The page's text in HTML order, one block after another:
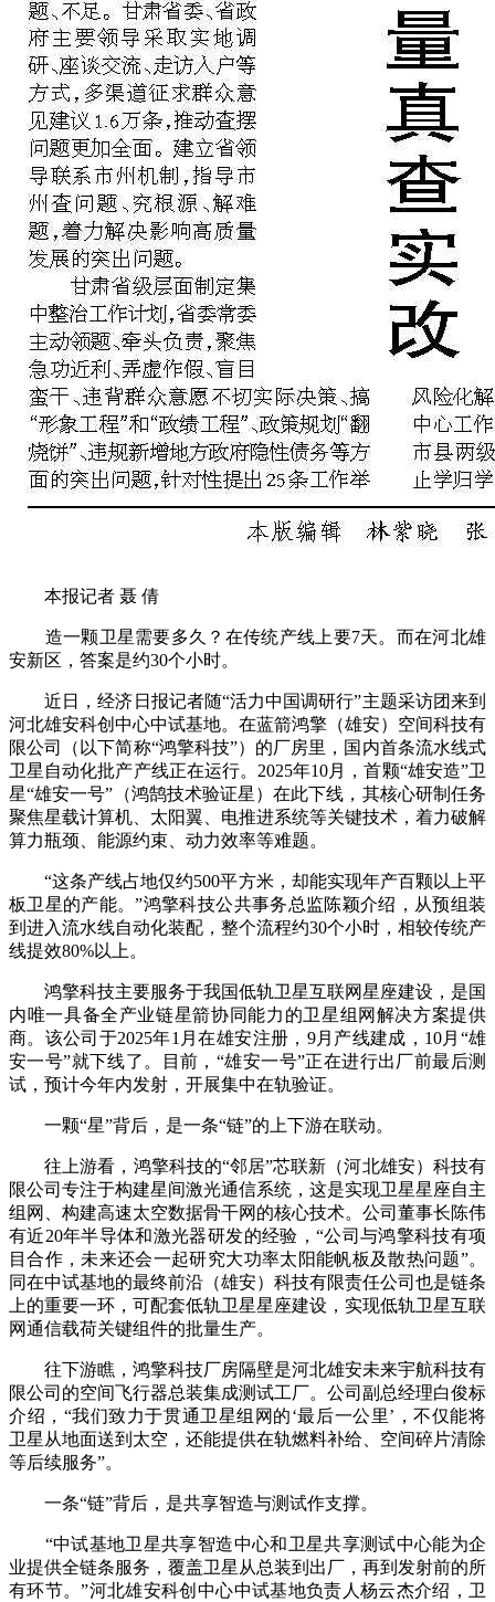
本报记者 聂 倩
造一颗卫星需要多久？在传统产线上要7天。而在河北雄
安新区，答案是约30个小时。
近日，经济日报记者随“活力中国调研行”主题采访团来到
河北雄安科创中心中试基地。在蓝箭鸿擎（雄安）空间科技有
限公司（以下简称“鸿擎科技”）的厂房里，国内首条流水线式
卫星自动化批产产线正在运行。2025年10月，首颗“雄安造”卫
星“雄安一号”（鸿鹄技术验证星）在此下线，其核心研制任务
聚焦星载计算机、太阳翼、电推进系统等关键技术，着力破解
算力瓶颈、能源约束、动力效率等难题。
“这条产线占地仅约500平方米，却能实现年产百颗以上平
板卫星的产能。”鸿擎科技公共事务总监陈颖介绍，从预组装
到进入流水线自动化装配，整个流程约30个小时，相较传统产
线提效80%以上。
鸿擎科技主要服务于我国低轨卫星互联网星座建设，是国
内唯一具备全产业链星箭协同能力的卫星组网解决方案提供
商。该公司于2025年1月在雄安注册，9月产线建成，10月“雄
安一号”就下线了。目前，“雄安一号”正在进行出厂前最后测
试，预计今年内发射，开展集中在轨验证。
一颗“星”背后，是一条“链”的上下游在联动。
往上游看，鸿擎科技的“邻居”芯联新（河北雄安）科技有
限公司专注于构建星间激光通信系统，这是实现卫星星座自主
组网、构建高速太空数据骨干网的核心技术。公司董事长陈伟
有近20年半导体和激光器研发的经验，“公司与鸿擎科技有项
目合作，未来还会一起研究大功率太阳能帆板及散热问题”。
同在中试基地的最终前沿（雄安）科技有限责任公司也是链条
上的重要一环，可配套低轨卫星星座建设，实现低轨卫星互联
网通信载荷关键组件的批量生产。
往下游瞧，鸿擎科技厂房隔壁是河北雄安未来宇航科技有
限公司的空间飞行器总装集成测试工厂。公司副总经理白俊标
介绍，“我们致力于贯通卫星组网的‘最后一公里’，不仅能将
卫星从地面送到太空，还能提供在轨燃料补给、空间碎片清除
等后续服务”。
一条“链”背后，是共享智造与测试作支撑。
“中试基地卫星共享智造中心和卫星共享测试中心能为企
业提供全链条服务，覆盖卫星从总装到出厂，再到发射前的所
有环节。”河北雄安科创中心中试基地负责人杨云杰介绍，卫